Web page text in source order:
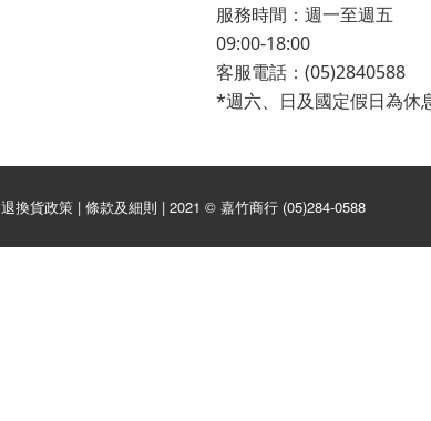
服務時間：週一至週五
09:00-18:00
客服電話：(05)2840588
*週六、日及國定假日為休
退換貨政策 | 條款及細則 | 2021 © 嘉竹商行 (05)284-0588